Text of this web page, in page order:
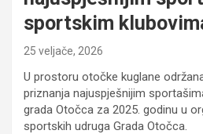
sportskim
25 veljače, 2026
U prostoru otočke kuglane
priznanja najuspješnijim
grada Otočca za 2025. godinu u
sportskih udruga Grada Otočca.